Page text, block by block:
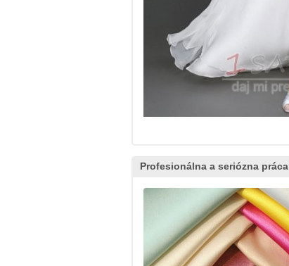
Profesionálna a seriózna práca